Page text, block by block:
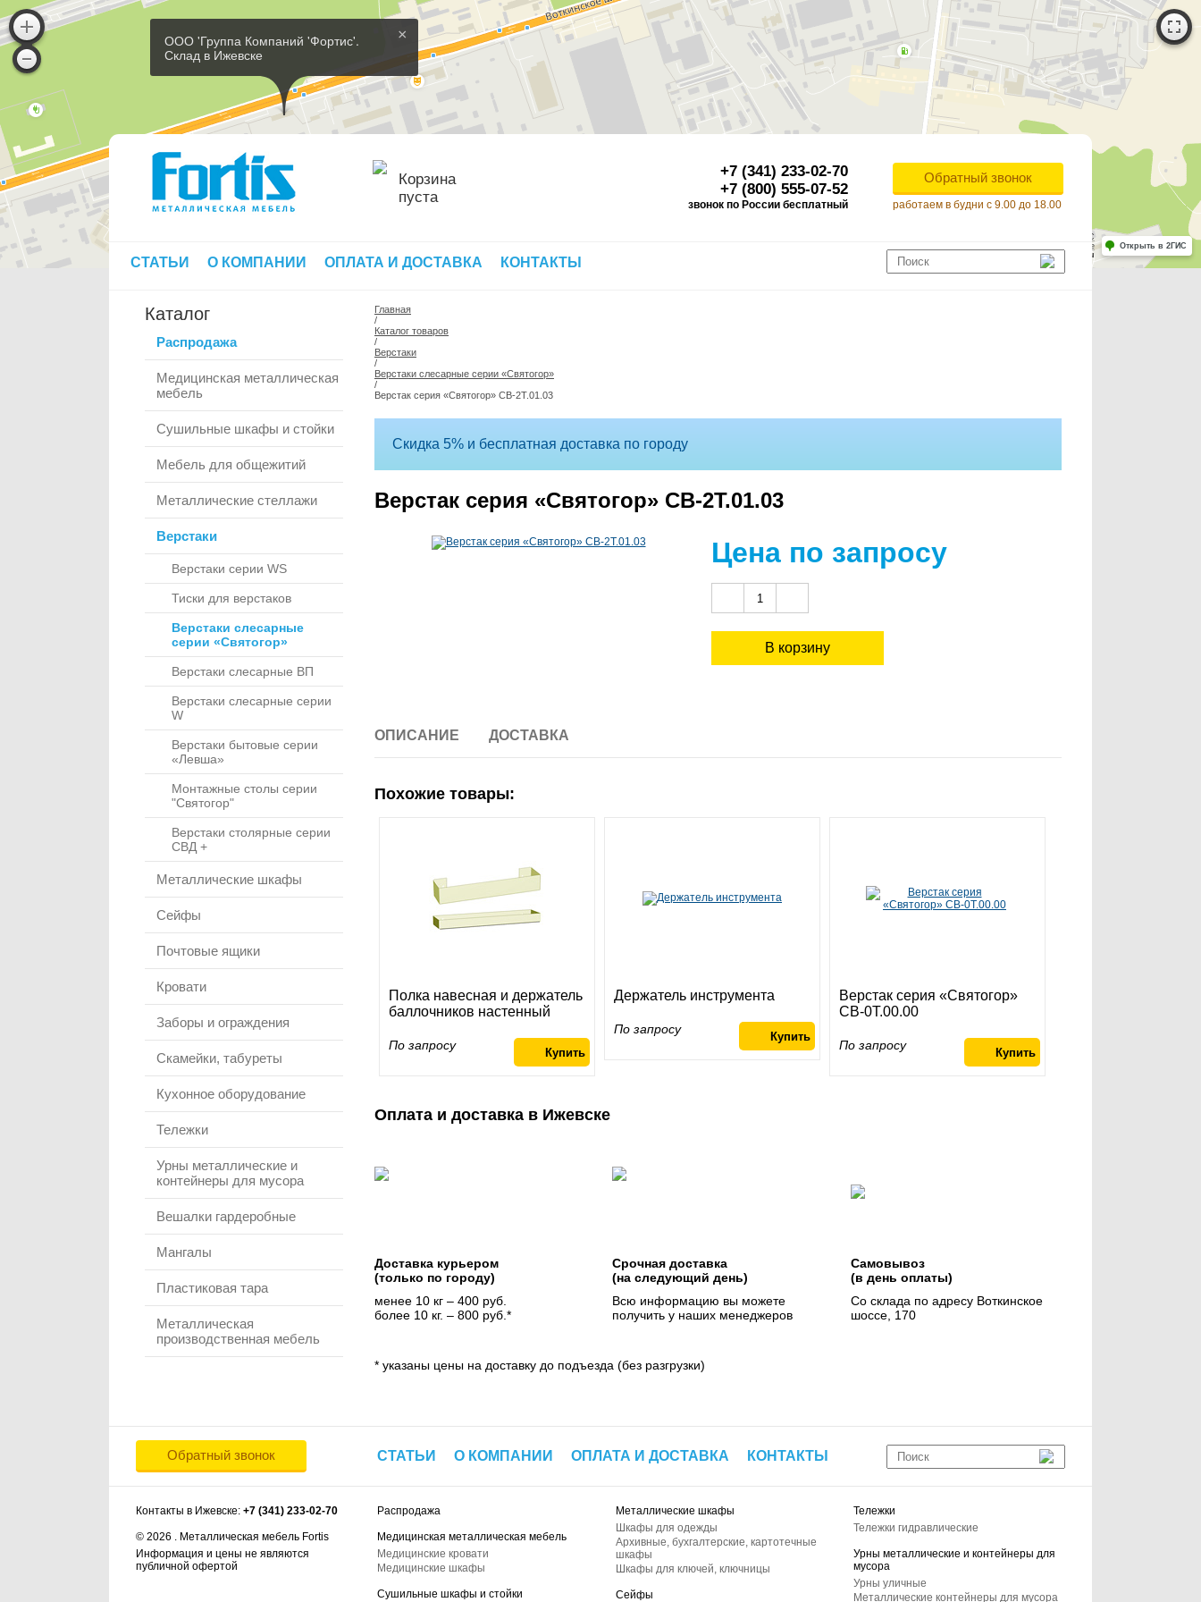
×
ООО 'Группа Компаний 'Фортис'.
Склад в Ижевске
Работает на API 2ГИС
Лицензионное соглашение
Для корректной работы Raster JS API нужен ключ. Помощь: api@2gis.ru
Открыть в 2ГИС
Корзина
пуста
+7 (341) 233-02-70
+7 (800) 555-07-52
звонок по России бесплатный
Обратный звонок
работаем в будни с 9.00 до 18.00
СТАТЬИ О КОМПАНИИ ОПЛАТА И ДОСТАВКА КОНТАКТЫ
Каталог
Распродажа
Медицинская металлическая
мебель
Сушильные шкафы и стойки
Мебель для общежитий
Металлические стеллажи
Верстаки
Верстаки серии WS
Тиски для верстаков
Верстаки слесарные
серии «Святогор»
Верстаки слесарные ВП
Верстаки слесарные серии
W
Верстаки бытовые серии
«Левша»
Монтажные столы серии
"Святогор"
Верстаки столярные серии
СВД +
Металлические шкафы
Сейфы
Почтовые ящики
Кровати
Заборы и ограждения
Скамейки, табуреты
Кухонное оборудование
Тележки
Урны металлические и
контейнеры для мусора
Вешалки гардеробные
Мангалы
Пластиковая тара
Металлическая
производственная мебель
Главная
/
Каталог товаров
/
Верстаки
/
Верстаки слесарные серии «Святогор»
/
Верстак серия «Святогор» СВ-2Т.01.03
Скидка 5% и бесплатная доставка по городу
Верстак серия «Святогор» СВ-2Т.01.03
Цена по запросу
ОПИСАНИЕ ДОСТАВКА
Похожие товары:
Полка навесная и держатель
баллочников настенный
По запросу
Держатель инструмента
По запросу
Верстак серия «Святогор»
СВ-0Т.00.00
По запросу
Оплата и доставка в Ижевске
Доставка курьером
(только по городу)
менее 10 кг – 400 руб.
более 10 кг. – 800 руб.*
Срочная доставка
(на следующий день)
Всю информацию вы можете
получить у наших менеджеров
Самовывоз
(в день оплаты)
Со склада по адресу Воткинское
шоссе, 170
* указаны цены на доставку до подъезда (без разгрузки)
Обратный звонок СТАТЬИ О КОМПАНИИ ОПЛАТА И ДОСТАВКА КОНТАКТЫ
Контакты в Ижевске: +7 (341) 233-02-70
© 2026 . Металлическая мебель Fortis
Информация и цены не являются
публичной офертой
Распродажа
Медицинская металлическая мебель
Медицинские кровати
Медицинские шкафы
Сушильные шкафы и стойки
Металлические шкафы
Шкафы для одежды
Архивные, бухгалтерские, картотечные
шкафы
Шкафы для ключей, ключницы
Сейфы
Тележки
Тележки гидравлические
Урны металлические и контейнеры для
мусора
Урны уличные
Металлические контейнеры для мусора